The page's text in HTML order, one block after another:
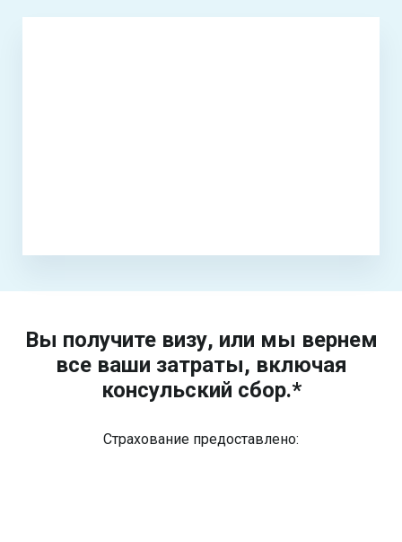
Вы получите визу, или мы вернем
все ваши затраты, включая
консульский сбор.*
Страхование предоставлено: